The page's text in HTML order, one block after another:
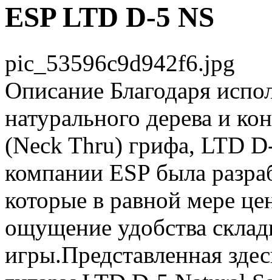
ESP LTD D-5 NS
pic_53596c9d942f6.jpg
Описание Благодаря
натурального дерева и
(Neck Thru) грифа, LTD
компании ESP была
которые в равной мере
ощущение удобства
игры.Представленная